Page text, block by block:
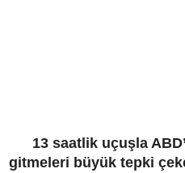
13 saatlik uçuşla
gitmeleri büyük tepki